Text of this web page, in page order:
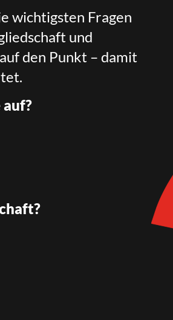
wichtigsten Fragen
und
den Punkt – damit